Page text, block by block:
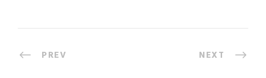
PREV NEXT